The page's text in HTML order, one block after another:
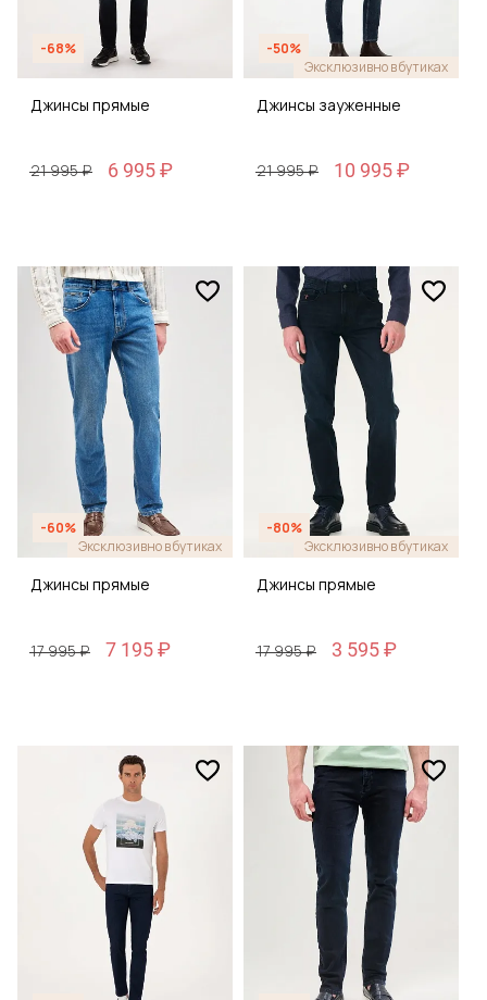
-68%
Джинсы прямые
21 995 ₽ 6 995 ₽
-50%
Эксклюзивно в бутиках
Джинсы зауженные
21 995 ₽ 10 995 ₽
-60%
Эксклюзивно в бутиках
Джинсы прямые
17 995 ₽ 7 195 ₽
-80%
Эксклюзивно в бутиках
Джинсы прямые
17 995 ₽ 3 595 ₽